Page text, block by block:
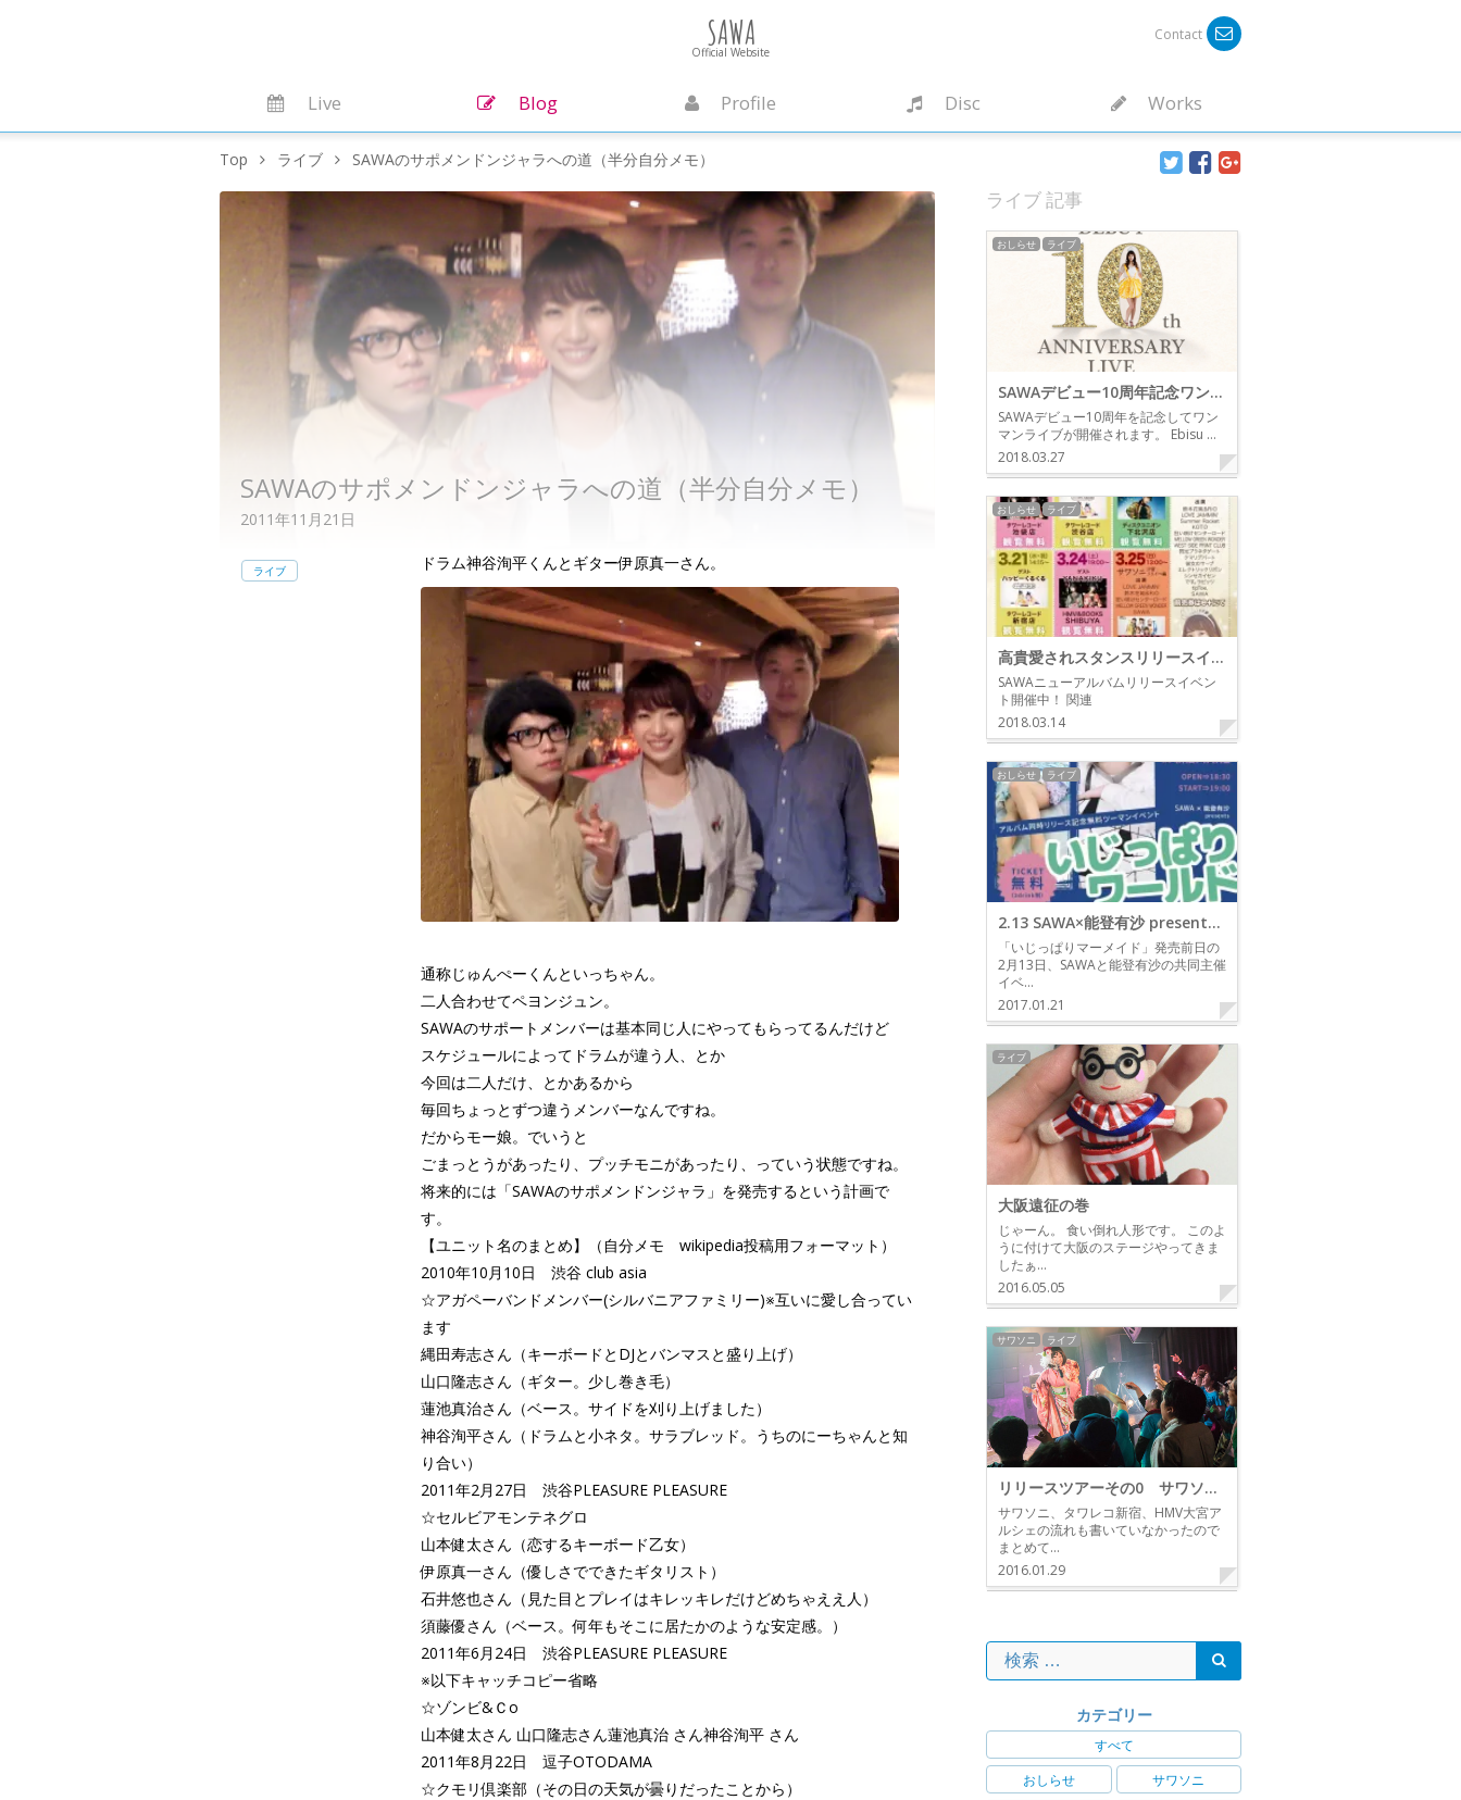
Contact
SAWA
Official Website
Live Blog Profile Disc Works
Top ライブ SAWAのサポメンドンジャラへの道（半分自分メモ）
SAWAのサポメンドンジャラへの道（半分自分メモ）
2011年11月21日
ライブ ドラム神谷洵平くんとギター伊原真一さん。
通称じゅんぺーくんといっちゃん。
二人合わせてペヨンジュン。
SAWAのサポートメンバーは基本同じ人にやってもらってるんだけど
スケジュールによってドラムが違う人、とか
今回は二人だけ、とかあるから
毎回ちょっとずつ違うメンバーなんですね。
だからモー娘。でいうと
ごまっとうがあったり、プッチモニがあったり、っていう状態ですね。
将来的には「SAWAのサポメンドンジャラ」を発売するという計画で
す。
【ユニット名のまとめ】（自分メモ wikipedia投稿用フォーマット）
2010年10月10日 渋谷 club asia
☆アガペーバンドメンバー(シルバニアファミリー)※互いに愛し合ってい
ます
縄田寿志さん（キーボードとDJとバンマスと盛り上げ）
山口隆志さん（ギター。少し巻き毛）
蓮池真治さん（ベース。サイドを刈り上げました）
神谷洵平さん（ドラムと小ネタ。サラブレッド。うちのにーちゃんと知
り合い）
2011年2月27日 渋谷PLEASURE PLEASURE
☆セルビアモンテネグロ
山本健太さん（恋するキーボード乙女）
伊原真一さん（優しさでできたギタリスト）
石井悠也さん（見た目とプレイはキレッキレだけどめちゃええ人）
須藤優さん（ベース。何年もそこに居たかのような安定感。）
2011年6月24日 渋谷PLEASURE PLEASURE
※以下キャッチコピー省略
☆ゾンビ&Ｃo
山本健太さん 山口隆志さん蓮池真治 さん神谷洵平 さん
2011年8月22日 逗子OTODAMA
☆クモリ倶楽部（その日の天気が曇りだったことから）
ライブ 記事
おしらせ ライブ
SAWAデビュー10周年記念ワンマンライブ
SAWAデビュー10周年を記念してワン
マンライブが開催されます。 Ebisu …
2018.03.27
おしらせ ライブ
高貴愛されスタンスリリースイベント
SAWAニューアルバムリリースイベン
ト開催中！ 関連
2018.03.14
おしらせ ライブ
2.13 SAWA×能登有沙 presents アルバム同時リリース記念無料ツーマンイベント「いじっぱりワールド」
「いじっぱりマーメイド」発売前日の
2月13日、SAWAと能登有沙の共同主催
イベ…
2017.01.21
ライブ
大阪遠征の巻
じゃーん。 食い倒れ人形です。 このよ
うに付けて大阪のステージやってきま
したぁ…
2016.05.05
サワソニ ライブ
リリースツアーその0 サワソニ、タワレコ新宿
サワソニ、タワレコ新宿、HMV大宮ア
ルシェの流れも書いていなかったので
まとめて…
2016.01.29
カテゴリー
すべて
おしらせ
サワソニ